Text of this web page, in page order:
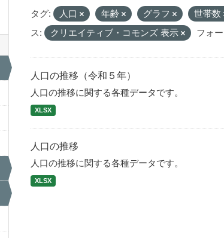
タグ: 人口 年齢 グラフ 世帯数
ス:
クリエイティブ・コモンズ 表示 フォ
人口の推移（令和５年）
人口の推移に関する各種データです。
XLSX
人口の推移
人口の推移に関する各種データです。
XLSX